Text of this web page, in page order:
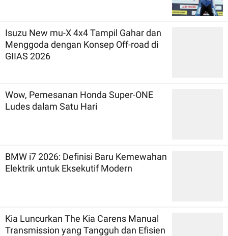
Isuzu New mu-X 4x4 Tampil Gahar dan
Menggoda dengan Konsep Off-road di
GIIAS 2026
Wow, Pemesanan Honda Super-ONE
Ludes dalam Satu Hari
BMW i7 2026: Definisi Baru Kemewahan
Elektrik untuk Eksekutif Modern
Kia Luncurkan The Kia Carens Manual
Transmission yang Tangguh dan Efisien